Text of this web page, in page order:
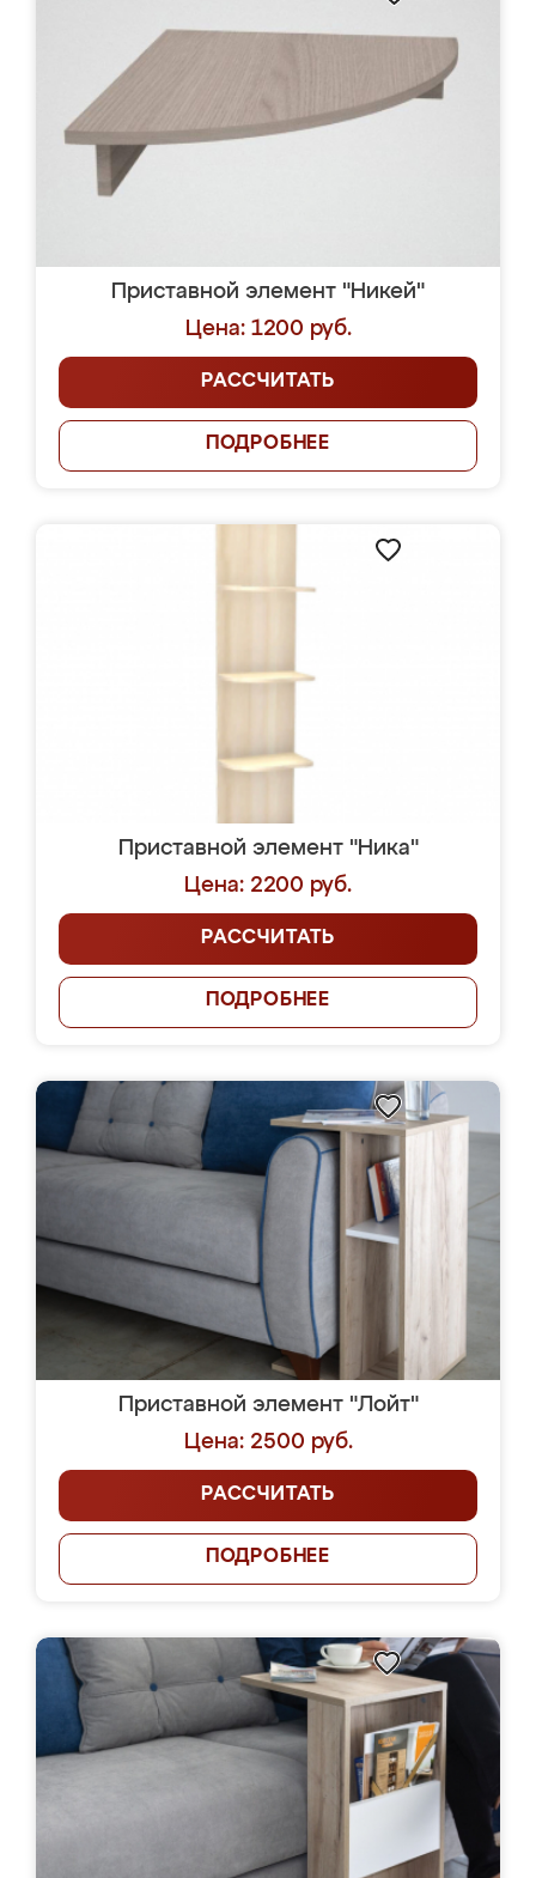
Приставной элемент "Никей"
Цена: 1200 руб.
РАССЧИТАТЬ
ПОДРОБНЕЕ
Приставной элемент "Ника"
Цена: 2200 руб.
РАССЧИТАТЬ
ПОДРОБНЕЕ
Приставной элемент "Лойт"
Цена: 2500 руб.
РАССЧИТАТЬ
ПОДРОБНЕЕ